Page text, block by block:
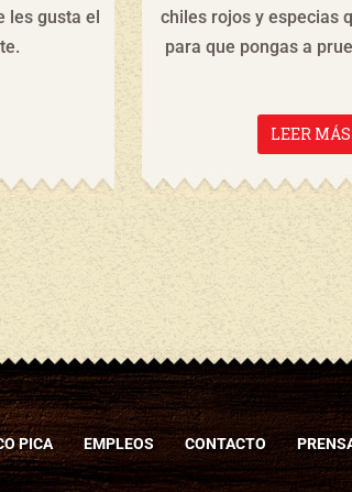
les gusta el
chiles rojos y especias
para que pongas a
LEER MÁS
PICA EMPLEOS CONTACTO